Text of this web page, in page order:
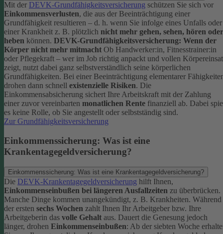
Mit der DEVK-Grundfähigkeitsversicherung schützen Sie sich vor
Einkommensverlusten, die aus der Beeinträchtigung einer
Grundfähigkeit resultieren – d. h. wenn Sie infolge eines Unfalls oder
einer Krankheit z. B. plötzlich nicht mehr gehen, sehen, hören oder
heben können. DEVK-Grundfähigkeitsversicherung: Wenn der
Körper nicht mehr mitmacht Ob Handwerker:in, Fitnesstrainer:in
oder Pflegekraft – wer im Job richtig anpackt und vollen
zeigt, nutzt dabei ganz selbstverständlich seine körperlichen
Grundfähigkeiten. Bei einer Beeinträchtigung elementarer
drohen dann schnell existenzielle Risiken. Die
Einkommensabsicherung sichert Ihre Arbeitskraft mit der Zahlung
einer zuvor vereinbarten monatlichen Rente finanziell ab. Dabei
es keine Rolle, ob Sie angestellt oder selbstständig sind.
Zur Grundfähigkeitsversicherung
Einkommenssicherung: Was ist eine
Krankentagegeldversicherung?
Einkommenssicherung: Was ist eine Krankentagegeldversicherung?
Die DEVK-Krankentagegeldversicherung hilft Ihnen,
Einkommenseinbußen bei längeren Ausfallzeiten zu überbrücken.
Manche Dinge kommen unangekündigt, z. B. Krankheiten. Während
der ersten sechs Wochen zahlt Ihnen Ihr Arbeitgeber bzw. Ihre
Arbeitgeberin das volle Gehalt aus. Dauert die Genesung jedoch
länger, drohen Einkommenseinbußen: Ab der siebten Woche